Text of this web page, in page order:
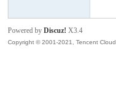
Powered byDiscuz! X3.4
Copyright © 2001-2021, Tencent Cloud.